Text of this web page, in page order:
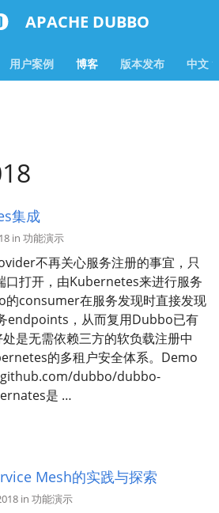
APACHE DUBBO
用户案例 博客 版本发布 中文
集成
in 功能演示
不再关心服务注册的事宜，只
口打开，由Kubernetes来进行服务
的consumer在服务发现时直接发现
endpoints，从而复用Dubbo已有
是无需依赖三方的软负载注册中
的多租户安全体系。Demo
dubbo/dubbo-
是 …
Mesh的实践与探索
in 功能演示